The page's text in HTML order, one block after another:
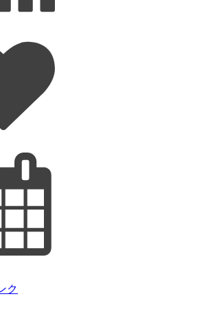
ク